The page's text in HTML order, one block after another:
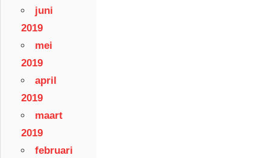
juni
2019
mei
2019
april
2019
maart
2019
februari